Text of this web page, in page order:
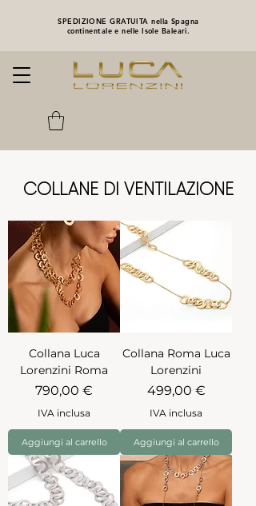
SPEDIZIONE GRATUITA nella Spagna
continentale e nelle Isole Baleari.
COLLANE DI VENTILAZIONE
Collana Luca
Lorenzini Roma
Prezzo
790,00 €
IVA inclusa
Aggiungi al carrello
Collana Roma Luca
Lorenzini
Prezzo
499,00 €
IVA inclusa
Aggiungi al carrello